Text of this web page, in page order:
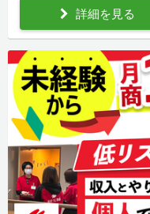
詳細を見る